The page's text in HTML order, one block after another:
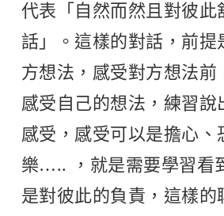
代表「自然而然且對彼此
話」。這樣的對話，前提
方想法，感受對方想法前
感受自己的想法，練習說
感受，感受可以是擔心、
樂….. ，就是需要學習看
是對彼此的負責，這樣的